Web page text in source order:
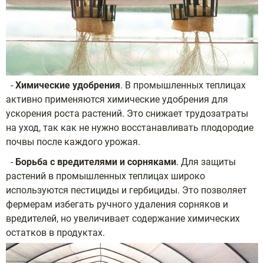
-Химические удобрения. В промышленных теплицах
активно применяются химические удобрения для
ускорения роста растений. Это снижает трудозатраты
на уход, так как не нужно восстанавливать плодородие
почвы после каждого урожая.
- Борьба с вредителями и сорняками. Для защиты
растений в промышленных теплицах широко
используются пестициды и гербициды. Это позволяет
фермерам избегать ручного удаления сорняков и
вредителей, но увеличивает содержание химических
остатков в продуктах.